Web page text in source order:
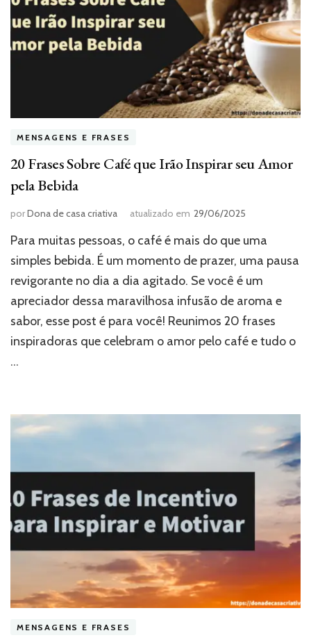
MENSAGENS E FRASES
20 Frases Sobre Café que Irão Inspirar seu Amor
pela Bebida
porDona de casa criativa atualizado em 29/06/2025
Para muitas pessoas, o café é mais do que uma
simples bebida. É um momento de prazer, uma pausa
revigorante no dia a dia agitado. Se você é um
apreciador dessa maravilhosa infusão de aroma e
sabor, esse post é para você! Reunimos 20 frases
inspiradoras que celebram o amor pelo café e tudo o
…
MENSAGENS E FRASES